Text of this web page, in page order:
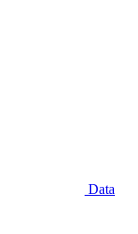
Data